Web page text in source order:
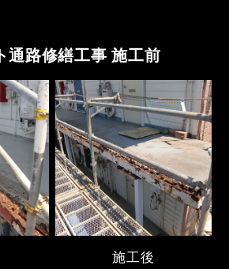
通路修繕工事 施工前
施工後